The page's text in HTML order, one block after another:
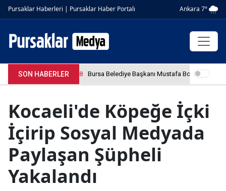
Pursaklar Haberleri | Pursaklar Haber Portalı Ankara 7°
SON HABERLER
4.04.2026 12:36:08 Bursa Belediye Başkanı Mustafa Bozbey
Kocaeli'de Köpeğe İçki
İçirip Sosyal Medyada
Paylaşan Şüpheli
Yakalandı